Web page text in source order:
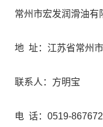
常州市宏发润滑油有
地 址：江苏省常州
联系人：方明宝
电 话：0519-